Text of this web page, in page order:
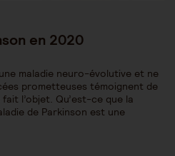
en 2020
maladie neuro-évolutive et ne
prometteuses témoignent de
l’objet. Qu’est-ce que la
de Parkinson est une